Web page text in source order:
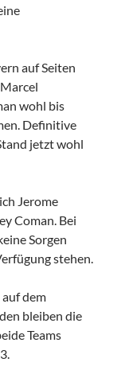
auf Seiten
wohl bis
Definitive
jetzt wohl
Jerome
Coman. Bei
Sorgen
stehen.
dem
bleiben die
Teams